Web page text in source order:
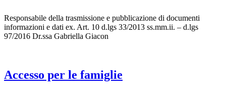
Responsabile della trasmissione e pubblicazione di documenti
informazioni e dati ex. Art. 10 d.lgs 33/2013 ss.mm.ii. – d.lgs
97/2016 Dr.ssa Gabriella Giacon
Accesso per le famiglie